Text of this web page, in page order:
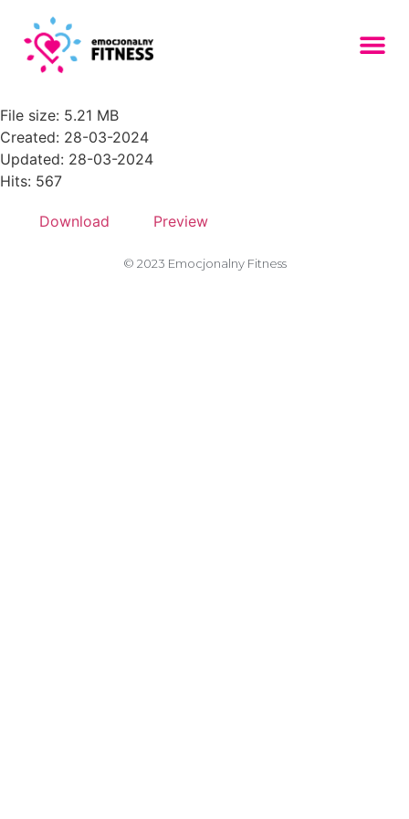
PRAKTYKOWANIE
WDZIĘCZNOŚCI
File size: 5.21 MB
Created: 28-03-2024
Updated: 28-03-2024
Hits: 567
Download Preview
© 2023 Emocjonalny Fitness